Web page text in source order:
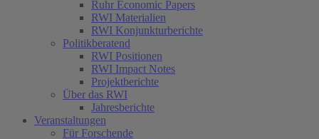
Ruhr Economic Papers
RWI Materialien
RWI Konjunkturberichte
Politikberatend
RWI Positionen
RWI Impact Notes
Projektberichte
Über das RWI
Jahresberichte
Veranstaltungen
Für Forschende